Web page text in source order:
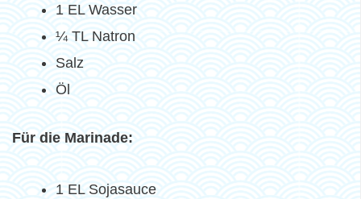
1 EL Wasser
¼ TL Natron
Salz
Öl
Für die Marinade:
1 EL Sojasauce